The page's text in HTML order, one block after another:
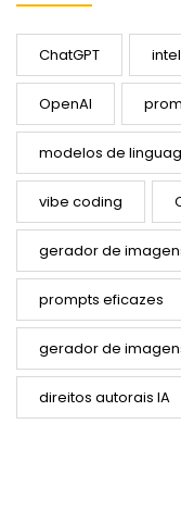
ChatGPT
OpenAI
modelos de
vibe coding
gerador de
prompts eficazes
gerador de
direitos autorais IA